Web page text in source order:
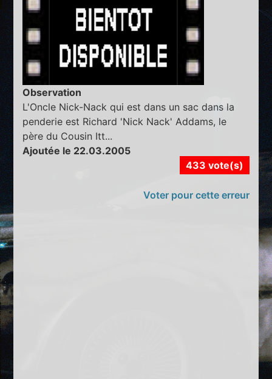
Observation
L'Oncle Nick-Nack qui est dans un sac dans la
penderie est Richard 'Nick Nack' Addams, le
père du Cousin Itt...
Ajoutée le 22.03.2005
433 vote(s)
Voter pour cette erreur